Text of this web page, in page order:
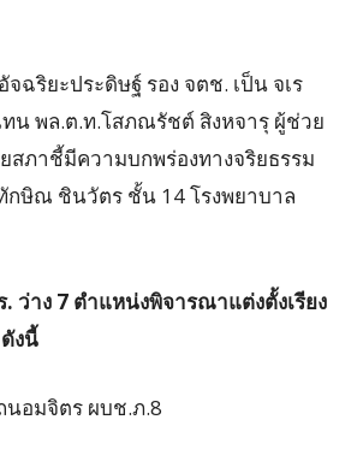
ฉริยะประดิษฐ์ รอง จตช. เป็น จเร
น พล.ต.ท.โสภณรัชต์ สิงหจารุ ผู้ช่วย
สภาชี้มีความบกพร่องทางจริยธรรม
กษิณ ชินวัตร ชั้น 14 โรงพยาบาล
ว่าง 7 ตำแหน่งพิจารณาแต่งตั้งเรียง
งนี้
นอมจิตร ผบช.ภ.8